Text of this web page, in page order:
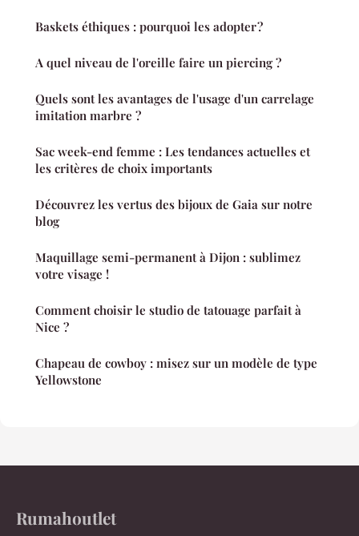
Baskets éthiques : pourquoi les adopter ?
A quel niveau de l'oreille faire un piercing ?
Quels sont les avantages de l'usage d'un carrelage
imitation marbre ?
Sac week-end femme : Les tendances actuelles et
les critères de choix importants
Découvrez les vertus des bijoux de Gaia sur notre
blog
Maquillage semi-permanent à Dijon : sublimez
votre visage !
Comment choisir le studio de tatouage parfait à
Nice ?
Chapeau de cowboy : misez sur un modèle de type
Yellowstone
Rumahoutlet